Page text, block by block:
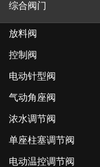
综合阀门
放料阀
控制阀
电动针型阀
气动角座阀
浓水调节阀
单座柱塞调节阀
电动温控调节阀